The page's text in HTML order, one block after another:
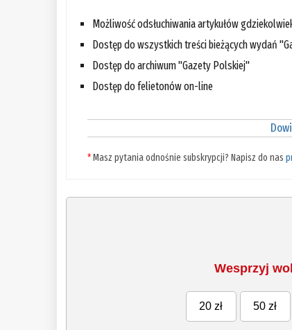
Możliwość odsłuchiwania artykułów
Dostęp do wszystkich treści bieżących wydań
Dostęp do archiwum "Gazety Polskiej"
Dostęp do felietonów on-line
*Masz pytania odnośnie subskrypcji? Napisz do nas
Wesprzyj
20 zł 50 zł